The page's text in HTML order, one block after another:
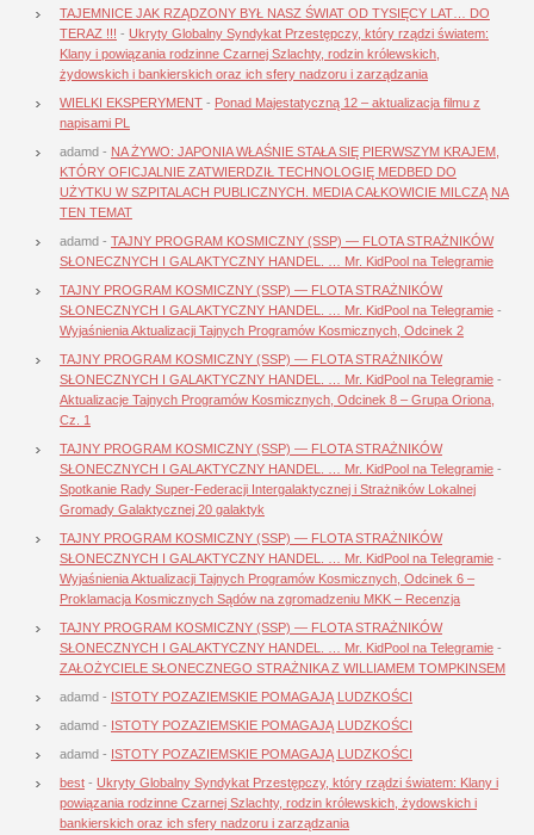
TAJEMNICE JAK RZĄDZONY BYŁ NASZ ŚWIAT OD TYSIĘCY LAT… DO
TERAZ !!! - Ukryty Globalny Syndykat Przestępczy, który rządzi światem:
Klany i powiązania rodzinne Czarnej Szlachty, rodzin królewskich,
żydowskich i bankierskich oraz ich sfery nadzoru i zarządzania
WIELKI EKSPERYMENT - Ponad Majestatyczną 12 – aktualizacja filmu z
napisami PL
adamd - NA ŻYWO: JAPONIA WŁAŚNIE STAŁA SIĘ PIERWSZYM KRAJEM,
KTÓRY OFICJALNIE ZATWIERDZIŁ TECHNOLOGIĘ MEDBED DO
UŻYTKU W SZPITALACH PUBLICZNYCH. MEDIA CAŁKOWICIE MILCZĄ NA
TEN TEMAT
adamd - TAJNY PROGRAM KOSMICZNY (SSP) — FLOTA STRAŻNIKÓW
SŁONECZNYCH I GALAKTYCZNY HANDEL. … Mr. KidPool na Telegramie
TAJNY PROGRAM KOSMICZNY (SSP) — FLOTA STRAŻNIKÓW
SŁONECZNYCH I GALAKTYCZNY HANDEL. … Mr. KidPool na Telegramie -
Wyjaśnienia Aktualizacji Tajnych Programów Kosmicznych, Odcinek 2
TAJNY PROGRAM KOSMICZNY (SSP) — FLOTA STRAŻNIKÓW
SŁONECZNYCH I GALAKTYCZNY HANDEL. … Mr. KidPool na Telegramie -
Aktualizacje Tajnych Programów Kosmicznych, Odcinek 8 – Grupa Oriona,
Cz. 1
TAJNY PROGRAM KOSMICZNY (SSP) — FLOTA STRAŻNIKÓW
SŁONECZNYCH I GALAKTYCZNY HANDEL. … Mr. KidPool na Telegramie -
Spotkanie Rady Super-Federacji Intergalaktycznej i Strażników Lokalnej
Gromady Galaktycznej 20 galaktyk
TAJNY PROGRAM KOSMICZNY (SSP) — FLOTA STRAŻNIKÓW
SŁONECZNYCH I GALAKTYCZNY HANDEL. … Mr. KidPool na Telegramie -
Wyjaśnienia Aktualizacji Tajnych Programów Kosmicznych, Odcinek 6 –
Proklamacja Kosmicznych Sądów na zgromadzeniu MKK – Recenzja
TAJNY PROGRAM KOSMICZNY (SSP) — FLOTA STRAŻNIKÓW
SŁONECZNYCH I GALAKTYCZNY HANDEL. … Mr. KidPool na Telegramie -
ZAŁOŻYCIELE SŁONECZNEGO STRAŻNIKA Z WILLIAMEM TOMPKINSEM
adamd - ISTOTY POZAZIEMSKIE POMAGAJĄ LUDZKOŚCI
adamd - ISTOTY POZAZIEMSKIE POMAGAJĄ LUDZKOŚCI
adamd - ISTOTY POZAZIEMSKIE POMAGAJĄ LUDZKOŚCI
best - Ukryty Globalny Syndykat Przestępczy, który rządzi światem: Klany i
powiązania rodzinne Czarnej Szlachty, rodzin królewskich, żydowskich i
bankierskich oraz ich sfery nadzoru i zarządzania